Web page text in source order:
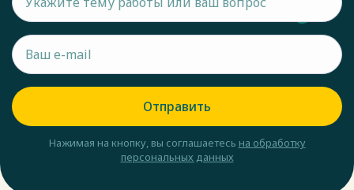
Отправить
Нажимая на кнопку, вы соглашаетесь на обработку
персональных данных